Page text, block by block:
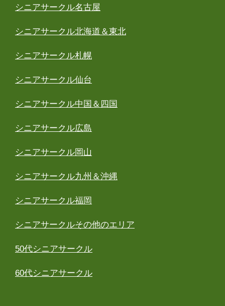
シニアサークル名古屋
シニアサークル北海道＆東北
シニアサークル札幌
シニアサークル仙台
シニアサークル中国＆四国
シニアサークル広島
シニアサークル岡山
シニアサークル九州＆沖縄
シニアサークル福岡
シニアサークルその他のエリア
50代シニアサークル
60代シニアサークル